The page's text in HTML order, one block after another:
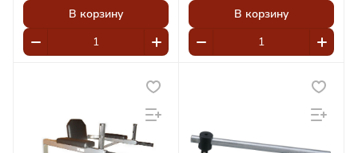
В корзину В корзину